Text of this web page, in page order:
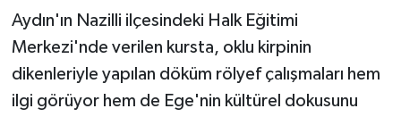
Aydın'ın Nazilli ilçesindeki Halk Eğitimi
Merkezi'nde verilen kursta, oklu kirpinin
dikenleriyle yapılan döküm rölyef çalışmaları hem
ilgi görüyor hem de Ege'nin kültürel dokusunu
Gayrimenkul
GENEL
GÜNDEM